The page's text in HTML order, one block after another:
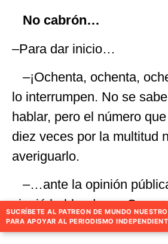
No cabrón…
–Para dar inicio…
–¡Ochenta, ochenta,
lo interrumpen. No se
hablar, pero el número
diez veces por la multitud
averiguarlo.
–…ante la opinión
siguió hablando–… Como
como dijimos.
SUCRÍBETE AL PATREON DE MUNDO NUESTRO
PARA APOYAR AL PERIODISMO